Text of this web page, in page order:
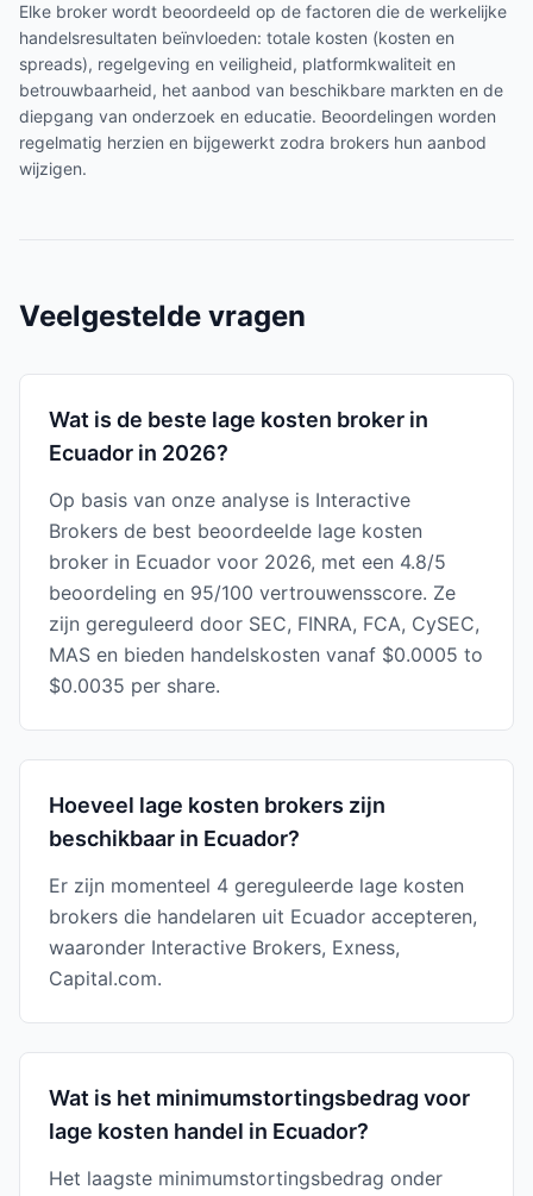
Elke broker wordt beoordeeld op de factoren die de werkelijke
handelsresultaten beïnvloeden: totale kosten (kosten en
spreads), regelgeving en veiligheid, platformkwaliteit en
betrouwbaarheid, het aanbod van beschikbare markten en de
diepgang van onderzoek en educatie. Beoordelingen worden
regelmatig herzien en bijgewerkt zodra brokers hun aanbod
wijzigen.
Veelgestelde vragen
Wat is de beste lage kosten broker in
Ecuador in 2026?
Op basis van onze analyse is Interactive
Brokers de best beoordeelde lage kosten
broker in Ecuador voor 2026, met een 4.8/5
beoordeling en 95/100 vertrouwensscore. Ze
zijn gereguleerd door SEC, FINRA, FCA, CySEC,
MAS en bieden handelskosten vanaf $0.0005 to
$0.0035 per share.
Hoeveel lage kosten brokers zijn
beschikbaar in Ecuador?
Er zijn momenteel 4 gereguleerde lage kosten
brokers die handelaren uit Ecuador accepteren,
waaronder Interactive Brokers, Exness,
Capital.com.
Wat is het minimumstortingsbedrag voor
lage kosten handel in Ecuador?
Het laagste minimumstortingsbedrag onder